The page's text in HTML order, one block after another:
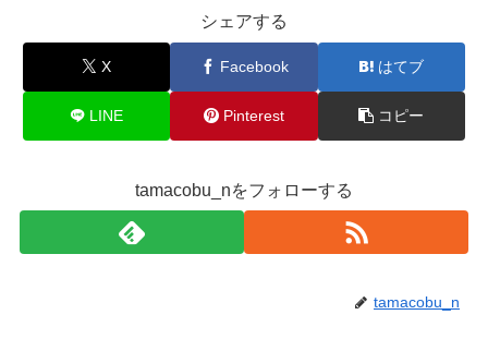
シェアする
X Facebook はてブ
LINE Pinterest コピー
tamacobu_nをフォローする
tamacobu_n